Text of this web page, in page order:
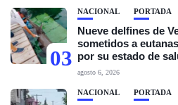
03
NACIONAL PORTADA
Nueve delfines de
sometidos a
por su estado de
agosto 6, 2026
NACIONAL PORTADA